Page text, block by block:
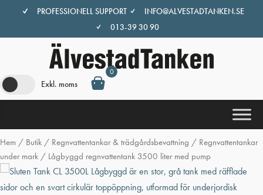
innehåll
PROFESSIONELL SUPPORT
INFO@ALVESTADTANKEN.SE
013-39 30 90
Exkl. moms
0
Hem / Butik / Regnvattentankar & trädgårdsbevattning / Regnvattentankar
under mark / Lågbyggd regnvattentank 3500 liter med pump